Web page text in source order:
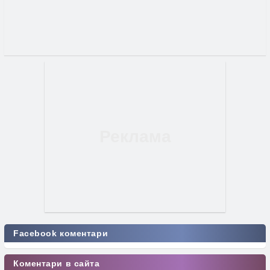
Facebook коментари
Коментари в сайта